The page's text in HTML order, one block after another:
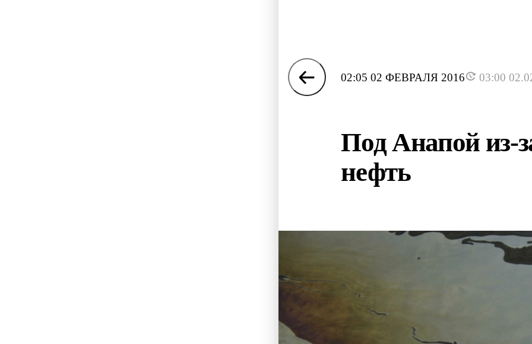
02:05 02 ФЕВРАЛЯ 2016 03:00
Под Анапой из-
нефть